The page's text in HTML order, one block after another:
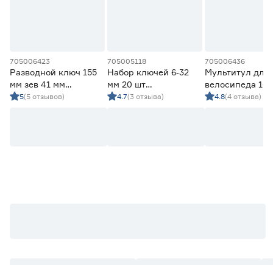
705006423
Разводной ключ 155
мм зев 41 мм
короткая ручка,
5(5 отзывов)
705005118
Набор ключей 6‑32
мм 20 шт
комбинированных
4.7(3 отзыва)
705006436
Мультитул для
велосипеда 16
KRAFTOOL
4.8(4 отзыва)